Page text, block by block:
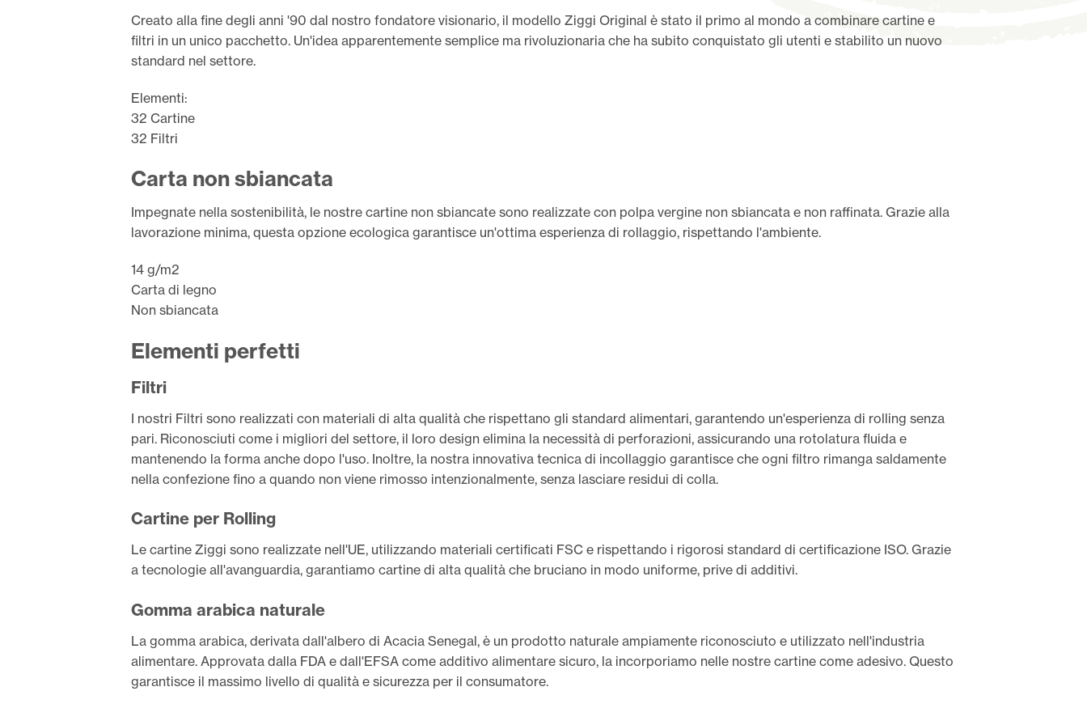
Creato alla fine degli anni '90 dal nostro fondatore visionario, il modello Ziggi Original è stato il primo al mondo a combinare cartine e
filtri in un unico pacchetto. Un'idea apparentemente semplice ma rivoluzionaria che ha subito conquistato gli utenti e stabilito un nuovo
standard nel settore.
Elementi:
32 Cartine
32 Filtri
Carta non sbiancata
Impegnate nella sostenibilità, le nostre cartine non sbiancate sono realizzate con polpa vergine non sbiancata e non raffinata. Grazie alla
lavorazione minima, questa opzione ecologica garantisce un'ottima esperienza di rollaggio, rispettando l'ambiente.
14 g/m2
Carta di legno
Non sbiancata
Elementi perfetti
Filtri
I nostri Filtri sono realizzati con materiali di alta qualità che rispettano gli standard alimentari, garantendo un'esperienza di rolling senza
pari. Riconosciuti come i migliori del settore, il loro design elimina la necessità di perforazioni, assicurando una rotolatura fluida e
mantenendo la forma anche dopo l'uso. Inoltre, la nostra innovativa tecnica di incollaggio garantisce che ogni filtro rimanga saldamente
nella confezione fino a quando non viene rimosso intenzionalmente, senza lasciare residui di colla.
Cartine per Rolling
Le cartine Ziggi sono realizzate nell'UE, utilizzando materiali certificati FSC e rispettando i rigorosi standard di certificazione ISO. Grazie
a tecnologie all'avanguardia, garantiamo cartine di alta qualità che bruciano in modo uniforme, prive di additivi.
Gomma arabica naturale
La gomma arabica, derivata dall'albero di Acacia Senegal, è un prodotto naturale ampiamente riconosciuto e utilizzato nell'industria
alimentare. Approvata dalla FDA e dall'EFSA come additivo alimentare sicuro, la incorporiamo nelle nostre cartine come adesivo. Questo
garantisce il massimo livello di qualità e sicurezza per il consumatore.